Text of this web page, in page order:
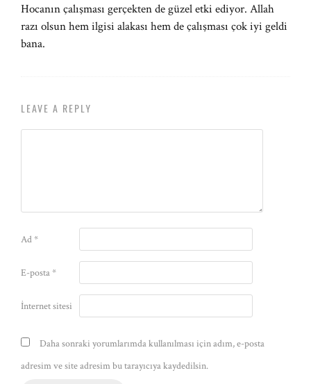
Hocanın çalışması gerçekten de güzel etki ediyor. Allah
razı olsun hem ilgisi alakası hem de çalışması çok iyi geldi
bana.
LEAVE A REPLY
Ad*
E-posta*
İnternet sitesi
Daha sonraki yorumlarımda kullanılması için adım, e-posta
adresim ve site adresim bu tarayıcıya kaydedilsin.